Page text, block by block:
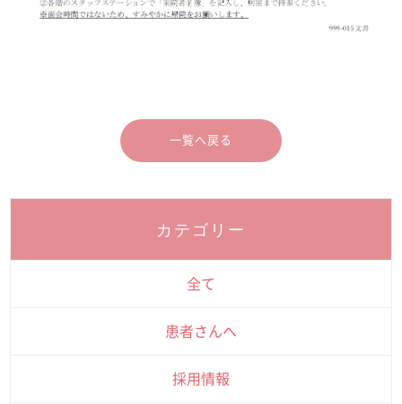
一覧へ戻る
カテゴリー
全て
患者さんへ
採用情報